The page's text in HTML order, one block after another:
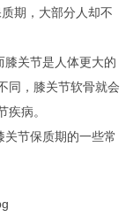
期，大部分人却不
膝关节是人体更大的
同，膝关节软骨就会
疾病。
节保质期的一些常